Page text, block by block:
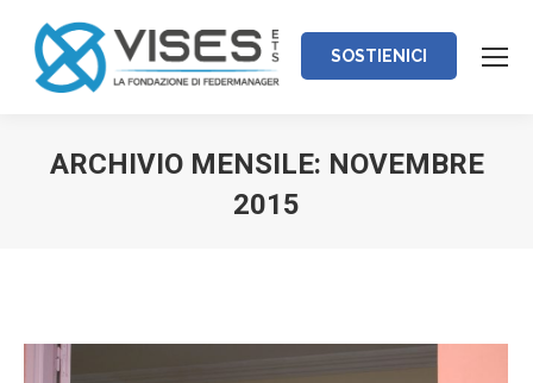
SOSTIENICI
ARCHIVIO MENSILE: NOVEMBRE
2015